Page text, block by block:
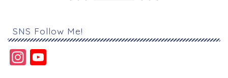
o
k
o
n
SNS Follow Me!
In